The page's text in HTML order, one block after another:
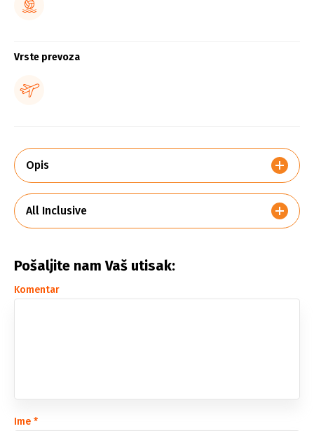
Vrste prevoza
Opis
All Inclusive
Pošaljite nam Vaš utisak:
Komentar
Ime *